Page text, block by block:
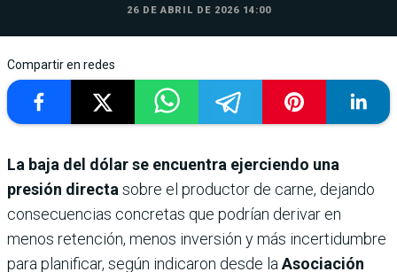
26 DE ABRIL DE 2026 14:00
Compartir en redes
La baja del dólar se encuentra ejerciendo una
presión directasobre el productor de carne, dejando
consecuencias concretas que podrían derivar en
menos retención, menos inversión y más incertidumbre
para planificar, según indicaron desde laAsociación